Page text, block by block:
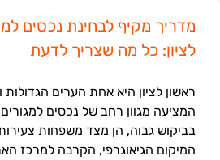
מדריך מקיף לבחינת נכסים
לציון: כל מה שצריך לדעת
ראשון לציון היא אחת הערים
המציעה מגוון רחב של נכסים
בביקוש גבוה, הן מצד משפחות
המיקום הגיאוגרפי, הקרבה למרכז